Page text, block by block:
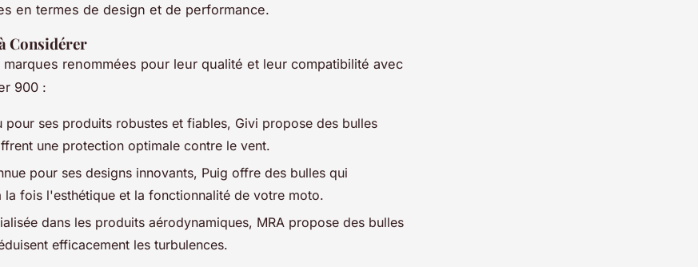
en termes de design et de performance.
Considérer
renommées pour leur qualité et leur compatibilité avec
900 :
pour ses produits robustes et fiables, Givi propose des bulles
une protection optimale contre le vent.
pour ses designs innovants, Puig offre des bulles qui
la fois l'esthétique et la fonctionnalité de votre moto.
dans les produits aérodynamiques, MRA propose des bulles
efficacement les turbulences.